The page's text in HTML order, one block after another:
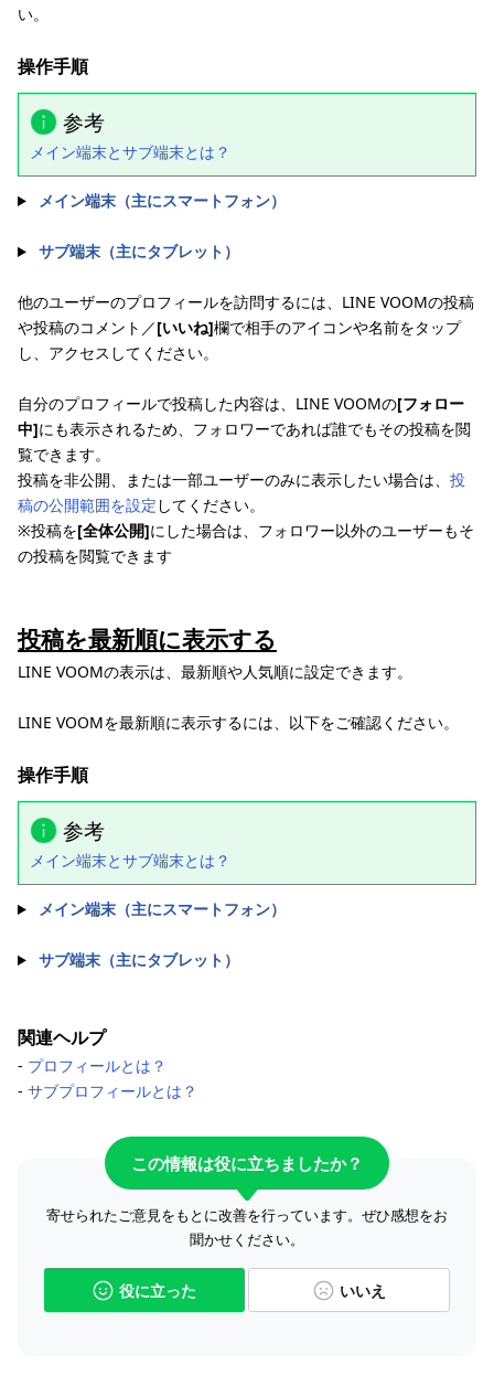
い。
操作手順
参考
メイン端末とサブ端末とは？
メイン端末（主にスマートフォン）
サブ端末（主にタブレット）
他のユーザーのプロフィールを訪問するには、LINE VOOMの投稿
や投稿のコメント／[いいね]欄で相手のアイコンや名前をタップ
し、アクセスしてください。
自分のプロフィールで投稿した内容は、LINE VOOMの[フォロー
中]にも表示されるため、フォロワーであれば誰でもその投稿を閲
覧できます。
投稿を非公開、または一部ユーザーのみに表示したい場合は、 投
稿の公開範囲を設定 してください。
※投稿を[全体公開]にした場合は、フォロワー以外のユーザーもそ
の投稿を閲覧できます
投稿を最新順に表示する
LINE VOOMの表示は、最新順や人気順に設定できます。
LINE VOOMを最新順に表示するには、以下をご確認ください。
操作手順
参考
メイン端末とサブ端末とは？
メイン端末（主にスマートフォン）
サブ端末（主にタブレット）
関連ヘルプ
- プロフィールとは？
- サブプロフィールとは？
この情報は役に立ちましたか？
寄せられたご意見をもとに改善を行っています。ぜひ感想をお
聞かせください。
役に立った いいえ